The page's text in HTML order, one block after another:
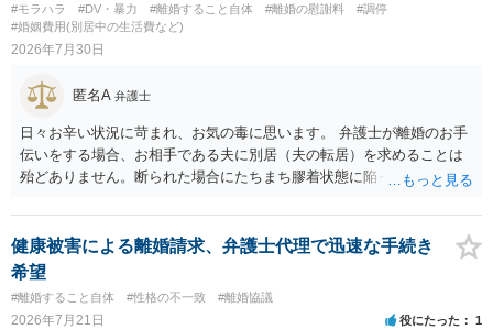
#モラハラ #DV・暴力 #離婚すること自体 #離婚の慰謝料
#調停
#婚姻費用(別居中の生活費など)
2026年7月30日
匿名A 弁護士
日々お辛い状況に苛まれ、お気の毒に思います。 弁護士が離婚のお手
伝いをする場合、お相手である夫に別居（夫の転居）を求めることは
殆どありません。断られた場合にたちまち膠着状態に陥ってしまうの
高いためです。 実務的には、ご相談者さまが転居する形で離婚協議等
を進める選択を採らざるを得ないことが圧倒的多数です。
健康被害による離婚請求、弁護士代理で迅速な手続き
希望
#離婚すること自体 #性格の不一致 #離婚協議
2026年7月21日 役にたった 1